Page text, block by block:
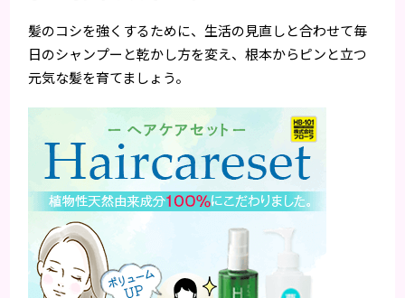
髪のコシを強くするために、生活の見直しと合わせて毎
日のシャンプーと乾かし方を変え、根本からピンと立つ
元気な髪を育てましょう。